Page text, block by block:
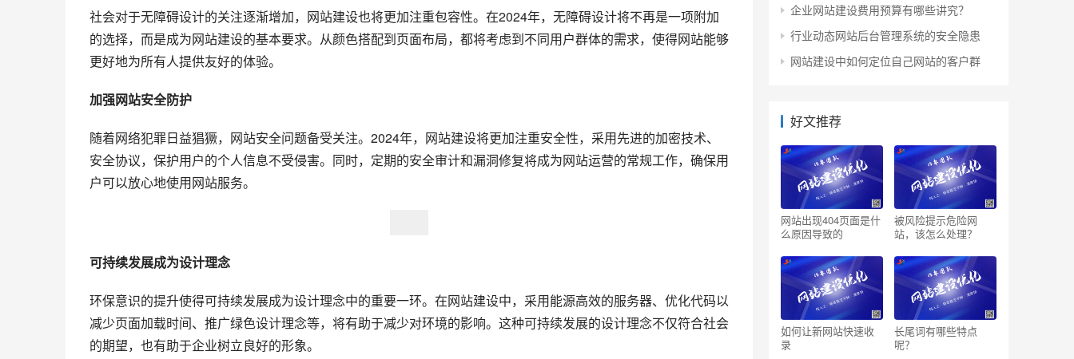
社会对于无障碍设计的关注逐渐增加，网站建设也将更加注重包容性。在2024年，无障碍设计将不再是一项附加
的选择，而是成为网站建设的基本要求。从颜色搭配到页面布局，都将考虑到不同用户群体的需求，使得网站能够
更好地为所有人提供友好的体验。
加强网站安全防护
随着网络犯罪日益猖獗，网站安全问题备受关注。2024年，网站建设将更加注重安全性，采用先进的加密技术、
安全协议，保护用户的个人信息不受侵害。同时，定期的安全审计和漏洞修复将成为网站运营的常规工作，确保用
户可以放心地使用网站服务。
可持续发展成为设计理念
环保意识的提升使得可持续发展成为设计理念中的重要一环。在网站建设中，采用能源高效的服务器、优化代码以
减少页面加载时间、推广绿色设计理念等，将有助于减少对环境的影响。这种可持续发展的设计理念不仅符合社会
的期望，也有助于企业树立良好的形象。
企业网站建设费用预算有哪些讲究？
行业动态网站后台管理系统的安全隐患
网站建设中如何定位自己网站的客户群
好文推荐
网站出现404页面是什
么原因导致的
被风险提示危险网
站，该怎么处理？
如何让新网站快速收
录
长尾词有哪些特点
呢？